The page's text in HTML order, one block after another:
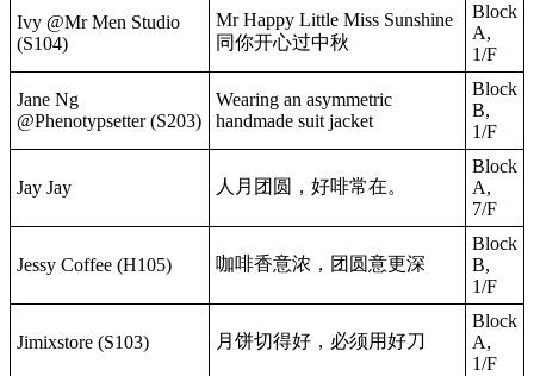
Ivy @Mr Men Studio
(S104)
Mr Happy Little Miss Sunshine
同你开心过中秋
Block
A,
1/F
Jane Ng
@Phenotypsetter (S203)
Wearing an asymmetric
handmade suit jacket
Block
B,
1/F
Jay Jay 人月团圆，好啡常在。
Block
A,
7/F
Jessy Coffee (H105) 咖啡香意浓，团圆意更深
Block
B,
1/F
Jimixstore (S103) 月饼切得好，必须用好刀
Block
A,
1/F